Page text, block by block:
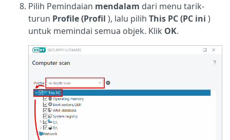
Pilih Pemindaian mendalam dari menu tarik-
turun Profile (Profil ), lalu pilih This PC (PC ini )
untuk memindai semua objek. Klik OK.